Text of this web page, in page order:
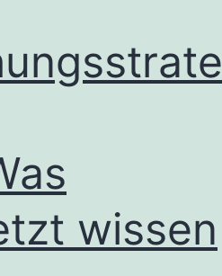
wissen